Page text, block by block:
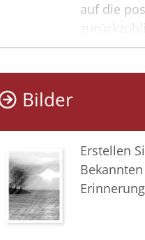
auf die
Ihnen
Familie
Bilder
Erstellen